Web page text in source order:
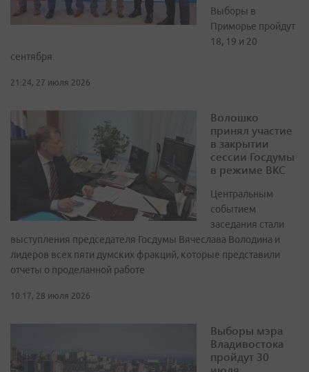
Выборы в
Приморье пройдут
18, 19 и 20
сентября
21:24, 27 июля 2026
Волошко
принял участие
в закрытии
сессии Госдумы
в режиме ВКС
Центральным
событием
заседания стали
выступления председателя Госдумы Вячеслава Володина и
лидеров всех пяти думских фракций, которые представили
отчеты о проделанной работе
10:17, 28 июля 2026
Выборы мэра
Владивостока
пройдут 30